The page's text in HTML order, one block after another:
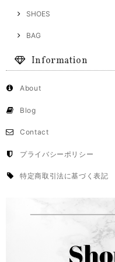
SHOES
BAG
Information
About
Blog
Contact
プライバシーポリシー
特定商取引法に基づく表記